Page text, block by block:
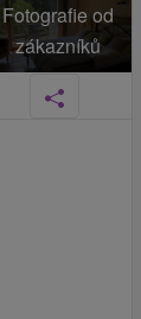
Fotografie od
zákazníků